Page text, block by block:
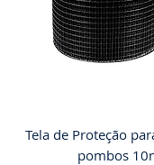
Tela de Proteção
pombos